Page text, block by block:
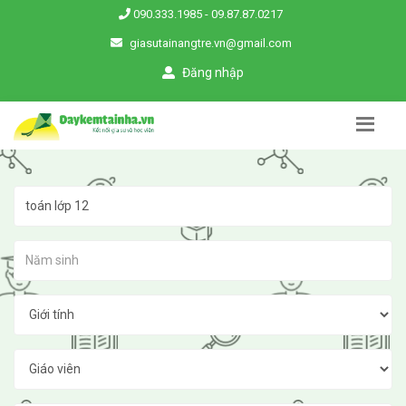
090.333.1985 - 09.87.87.0217
giasutainangtre.vn@gmail.com
Đăng nhập